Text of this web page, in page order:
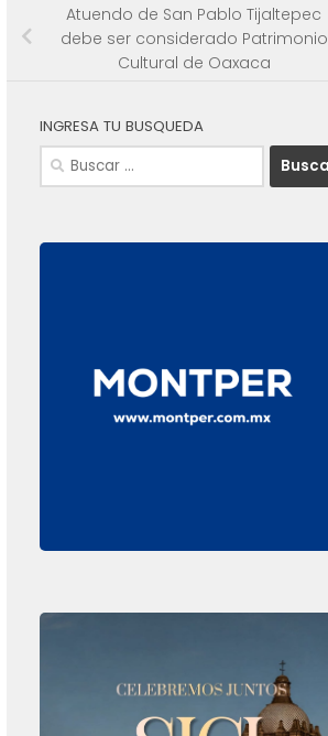
Atuendo de San Pablo Tijaltepec
debe ser considerado Patrimonio
Cultural de Oaxaca
INGRESA TU BUSQUEDA
Buscar: